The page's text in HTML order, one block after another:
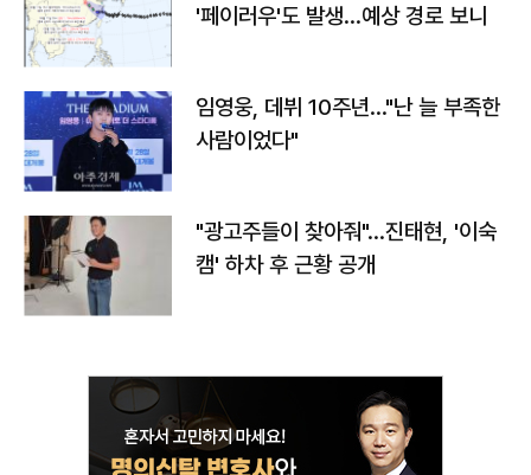
'페이러우'도 발생…예상 경로 보니
임영웅, 데뷔 10주년…"난 늘 부족한
사람이었다"
"광고주들이 찾아줘"…진태현, '이숙
캠' 하차 후 근황 공개